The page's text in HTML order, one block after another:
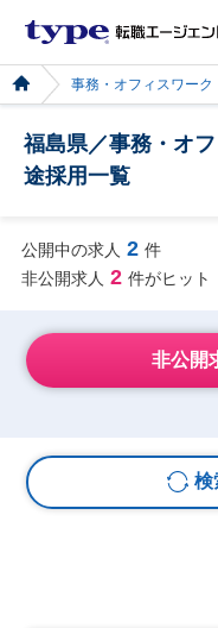
事務・オフィスワーク
福島県／事務・オ
途採用一覧
公開中の求人 2 件
非公開求人 2 件がヒット
非公開
検